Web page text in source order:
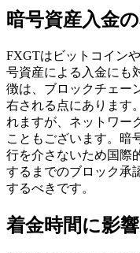
暗号資産入金
FXGTはビットコイン
号資産による入金にも
徴は、ブロックチェー
右される点にあります
れますが、ネットワー
こともございます。暗
行を介さないため国際
するまでのブロック承
するべきです。
着金時間に影